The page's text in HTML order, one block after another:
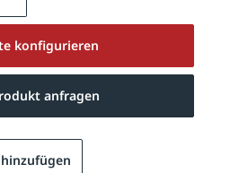
konfigurieren
anfragen